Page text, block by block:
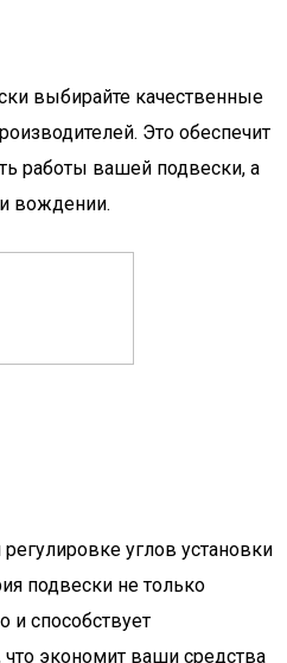
выбирайте качественные
Это обеспечит
работы вашей подвески, а
вождении.
углов установки
подвески не только
и способствует
экономит ваши средства